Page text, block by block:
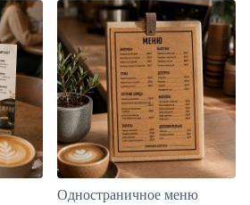
Одностраничное меню